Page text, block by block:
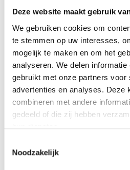
Deze website maakt gebruik
We gebruiken cookies om
te stemmen op uw interesses,
mogelijk te maken en om het
analyseren. We delen
gebruikt met onze partners voor
advertenties en analyses. Deze
combineren met andere
gedeeld of die zij hebben
Noodzakelijk